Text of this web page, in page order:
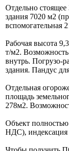
Отдельно
здания 7020 м2
вспомогательная
Рабочая высота
т/м2. Возможность
внутрь. Погрузо-
здания. Пандус
Отдельная
площадь
278м2.
Объект
НДС), индексация